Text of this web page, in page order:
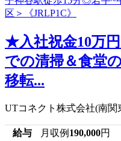
★入社祝金10万
での清掃＆食堂
移転...
UTコネクト株式会社(南関
給与 月収例 190,000円